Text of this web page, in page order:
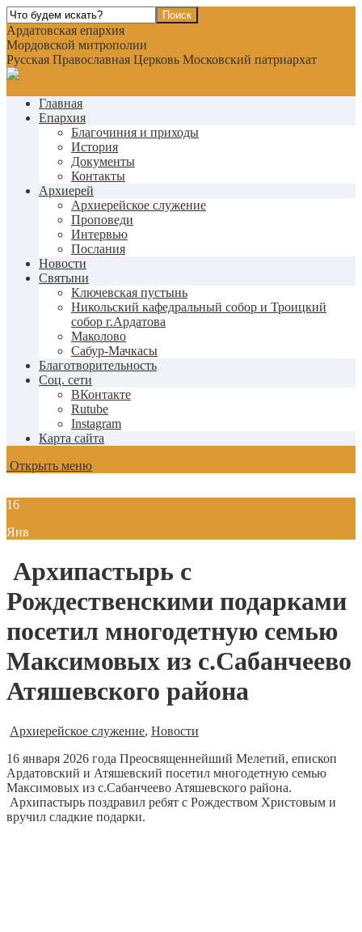
Ардатовская епархия
Мордовской митрополии
Русская Православная Церковь Московский патриархат
Главная
Епархия
Благочиния и приходы
История
Документы
Контакты
Архиерей
Архиерейское служение
Проповеди
Интервью
Послания
Новости
Святыни
Ключевская пустынь
Никольский кафедральный собор и Троицкий
собор г.Ардатова
Маколово
Сабур-Мачкасы
Благотворительность
Соц. сети
ВКонтакте
Rutube
Instagram
Карта сайта
Открыть меню
16
Янв
Архипастырь с
Рождественскими подарками
посетил многодетную семью
Максимовых из с.Сабанчеево
Атяшевского района
Архиерейское служение, Новости
16 января 2026 года Преосвященнейший Мелетий, епископ
Ардатовский и Атяшевский посетил многодетную семью
Максимовых из с.Сабанчеево Атяшевского района.
Архипастырь поздравил ребят с Рождеством Христовым и
вручил сладкие подарки.